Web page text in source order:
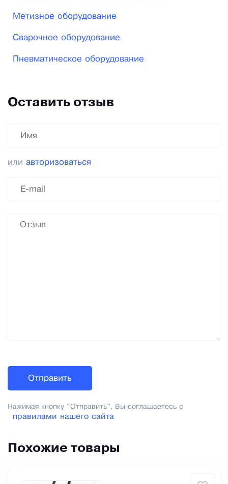
Метизное оборудование
Сварочное оборудование
Пневматическое оборудование
Оставить отзыв
или авторизоваться
Нажимая кнопку "Отправить", Вы соглашаетесь с
правилами нашего сайта
Похожие товары